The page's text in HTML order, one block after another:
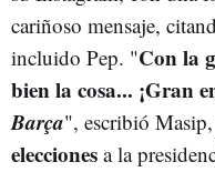
cariñoso mensaje,
incluido Pep. "Con la
bien la cosa... ¡Gran
Barça", escribió
elecciones a la